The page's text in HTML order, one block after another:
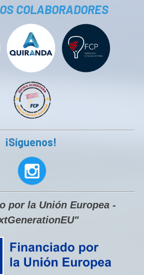
COLABORADORES
¡Síguenos!
por la Unión Europea -